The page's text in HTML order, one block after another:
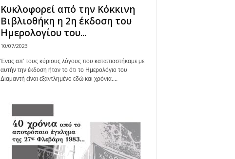
Κυκλοφορεί από την Κόκκινη
Βιβλιοθήκη η 2η έκδοση του
Ημερολογίου του...
10/07/2023
Ένας απ’ τους κύριους λόγους που καταπιαστήκαμε με
αυτήν την έκδοση ήταν το ότι το Ημερολόγιο του
Διαμαντή είναι εξαντλημένο εδώ και χρόνια....